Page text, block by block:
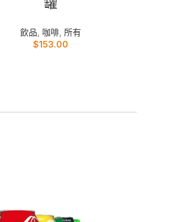
罐
飲品 咖啡, 所有
$153.00